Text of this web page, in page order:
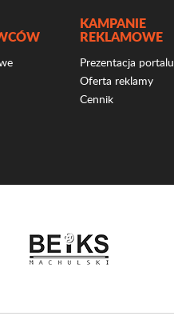
KAMPANIE
REKLAMOWE
Prezentacja portalu
Oferta reklamy
Cennik